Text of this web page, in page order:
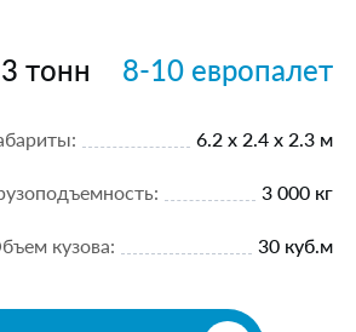
тонн 8-10 европалет
6.2 х 2.4 х 2.3 м
3 000 кг
кузова: 30 куб.м